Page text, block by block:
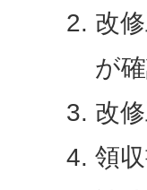
改
が
改
領